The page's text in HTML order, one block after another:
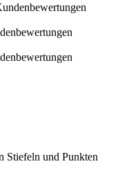
Stiefeln und Punkten